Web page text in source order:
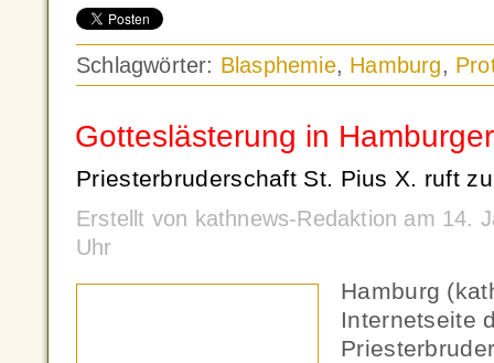
Schlagwörter: Blasphemie, Hamburg,
Gotteslästerung in
Priesterbruderschaft St. Pius X. ruft
Erstellt von kathnews-Redaktion am 14.
Uhr
Hamburg
Internetseite